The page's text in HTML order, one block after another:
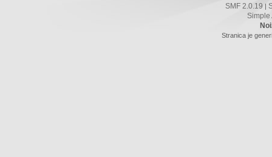
SMF 2.0.19
Simple
Stranica je